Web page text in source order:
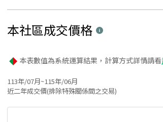
本社區成交價格
本表數值為系統運算結果，計算方式詳情請看
113年/07月~115年/06月
近二年成交價(排除特殊關係間之交易)